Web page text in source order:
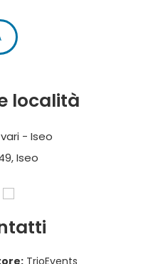
località
- Iseo
Iseo